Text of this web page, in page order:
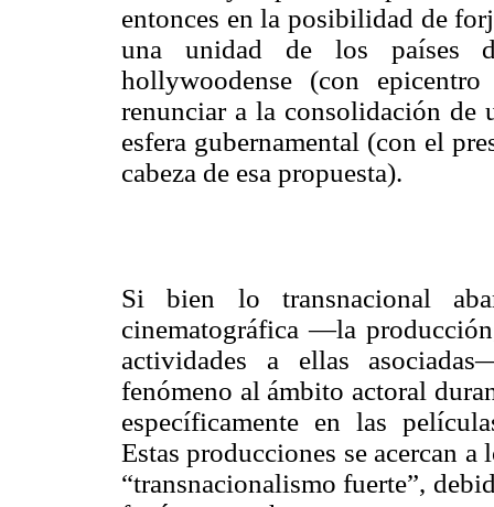
entonces en la posibilidad de
una unidad de los países
hollywoodense (con
renunciar a la consolidación de
esfera gubernamental (con el
cabeza de esa propuesta).
Si bien lo transnacional
cinematográfica —la
actividades a ellas
fenómeno al ámbito actoral
específicamente en las
Estas producciones se acercan
“transnacionalismo fuerte”,